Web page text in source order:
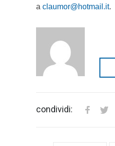
a claumor@hotmail.it.
condividi: